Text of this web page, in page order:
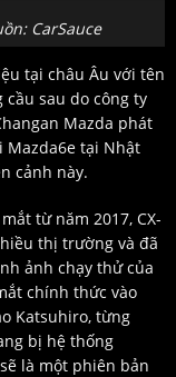
CarSauce
tại châu Âu với tên
cầu sau do công ty
Mazda phát
Mazda6e tại Nhật
cảnh này.
từ năm 2017, CX-
thị trường và đã
ảnh chạy thử của
chính thức vào
Katsuhiro, từng
bị hệ thống
là một phiên bản